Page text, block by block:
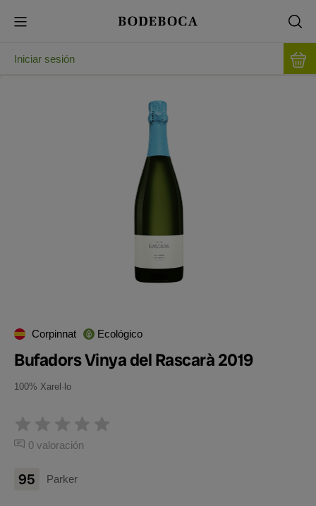
Iniciar sesión
Corpinnat Ecológico
Bufadors Vinya del Rascarà 2019
100% Xarel·lo
0 valoración
95 Parker